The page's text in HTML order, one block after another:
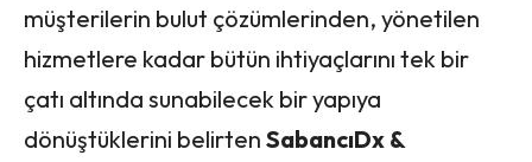
müşterilerin bulut çözümlerinden, yönetilen
hizmetlere kadar bütün ihtiyaçlarını tek bir
çatı altında sunabilecek bir yapıya
dönüştüklerini belirten SabancıDx &